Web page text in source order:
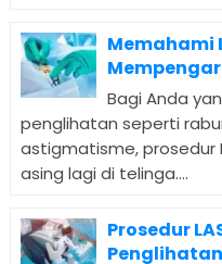
Memahami
Bagi Anda
penglihatan seperti
astigmatisme, prosedur
asing lagi di telinga....
Prosedur